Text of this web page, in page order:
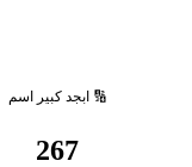
🔢 ابجد کبیر اسم
267